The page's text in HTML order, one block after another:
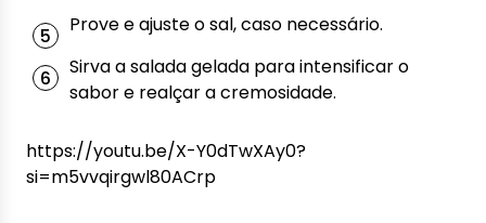
Prove e ajuste o sal, caso necessário.
Sirva a salada gelada para intensificar o
sabor e realçar a cremosidade.
https://youtu.be/X-Y0dTwXAy0?
si=m5vvqirgwl80ACrp